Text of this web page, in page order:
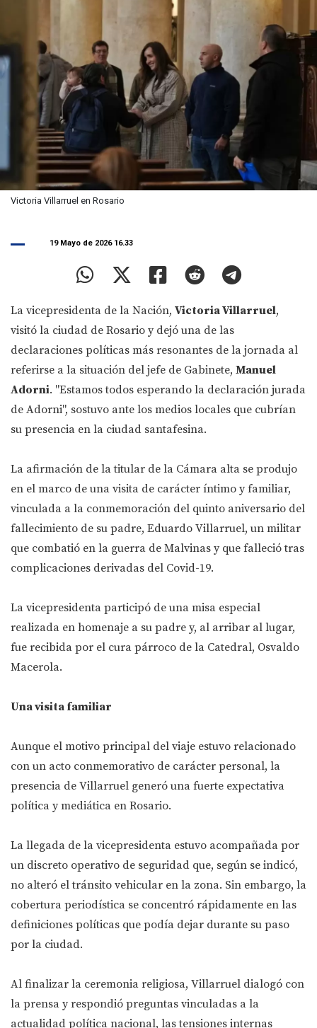
Victoria Villarruel en Rosario
19 Mayo de 2026 16.33
La vicepresidenta de la Nación, Victoria Villarruel,
visitó la ciudad de Rosario y dejó una de las
declaraciones políticas más resonantes de la jornada al
referirse a la situación del jefe de Gabinete, Manuel
Adorni. "Estamos todos esperando la declaración jurada
de Adorni", sostuvo ante los medios locales que cubrían
su presencia en la ciudad santafesina.
La afirmación de la titular de la Cámara alta se produjo
en el marco de una visita de carácter íntimo y familiar,
vinculada a la conmemoración del quinto aniversario del
fallecimiento de su padre, Eduardo Villarruel, un militar
que combatió en la guerra de Malvinas y que falleció tras
complicaciones derivadas del Covid-19.
La vicepresidenta participó de una misa especial
realizada en homenaje a su padre y, al arribar al lugar,
fue recibida por el cura párroco de la Catedral, Osvaldo
Macerola.
Una visita familiar
Aunque el motivo principal del viaje estuvo relacionado
con un acto conmemorativo de carácter personal, la
presencia de Villarruel generó una fuerte expectativa
política y mediática en Rosario.
La llegada de la vicepresidenta estuvo acompañada por
un discreto operativo de seguridad que, según se indicó,
no alteró el tránsito vehicular en la zona. Sin embargo, la
cobertura periodística se concentró rápidamente en las
definiciones políticas que podía dejar durante su paso
por la ciudad.
Al finalizar la ceremonia religiosa, Villarruel dialogó con
la prensa y respondió preguntas vinculadas a la
actualidad política nacional, las tensiones internas